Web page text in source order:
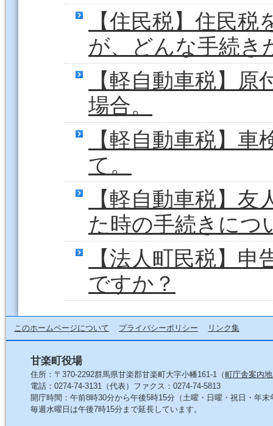
【住民税】住民
が、どんな手続き
【軽自動車税】
場合。
【軽自動車税】
て。
【軽自動車税】
た時の手続きにつ
【法人町民税】
ですか？
このホームページについて プライバシーポリシー リンク集
甘楽町役場
住所：〒370-2292群馬県甘楽郡甘楽町大字小幡161-1（町庁舎案内
電話：0274-74-3131（代表）ファクス：0274-74-5813
開庁時間：午前8時30分から午後5時15分（土曜・日曜・祝日・年末
毎週水曜日は午後7時15分まで延長しています。